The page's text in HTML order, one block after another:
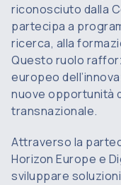
riconosciuto dalla
partecipa a
ricerca, alla
Questo ruolo
europeo
nuove opportunità
transnazionale.
Attraverso la
Horizon Europe e
sviluppare